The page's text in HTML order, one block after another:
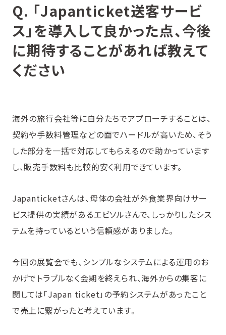
Q. 「Japanticket送客サービ
ス」を導入して良かった点、今後
に期待することがあれば教えて
ください
海外の旅行会社等に自分たちでアプローチすることは、
契約や手数料管理などの面でハードルが高いため、そう
した部分を一括で対応してもらえるので助かっています
し、販売手数料も比較的安く利用できています。
Japanticketさんは、母体の会社が外食業界向けサー
ビス提供の実績があるエビソルさんで、しっかりしたシス
テムを持っているという信頼感がありました。
今回の展覧会でも、シンプルなシステムによる運用のお
かげでトラブルなく会期を終えられ、海外からの集客に
関しては「Japan ticket」の予約システムがあったこと
で売上に繋がったと考えています。